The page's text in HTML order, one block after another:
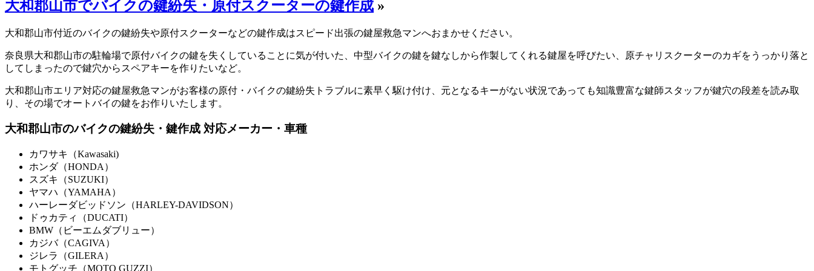
大和郡山市でバイクの鍵紛失・原付スクーターの鍵作成 »
大和郡山市付近のバイクの鍵紛失や原付スクーターなどの鍵作成はスピード出張の鍵屋救急マンへおまかせください。
奈良県大和郡山市の駐輪場で原付バイクの鍵を失くしていることに気が付いた、中型バイクの鍵を鍵なしから作製してくれる鍵屋を呼びたい、原チャリスクーターのカギをうっかり落と
してしまったので鍵穴からスペアキーを作りたいなど。
大和郡山市エリア対応の鍵屋救急マンがお客様の原付・バイクの鍵紛失トラブルに素早く駆け付け、元となるキーがない状況であっても知識豊富な鍵師スタッフが鍵穴の段差を読み取
り、その場でオートバイの鍵をお作りいたします。
大和郡山市のバイクの鍵紛失・鍵作成 対応メーカー・車種
カワサキ（Kawasaki)
ホンダ（HONDA）
スズキ（SUZUKI）
ヤマハ（YAMAHA）
ハーレーダビッドソン（HARLEY-DAVIDSON）
ドゥカティ（DUCATI）
BMW（ビーエムダブリュー）
カジバ（CAGIVA）
ジレラ（GILERA）
モトグッチ（MOTO GUZZI）